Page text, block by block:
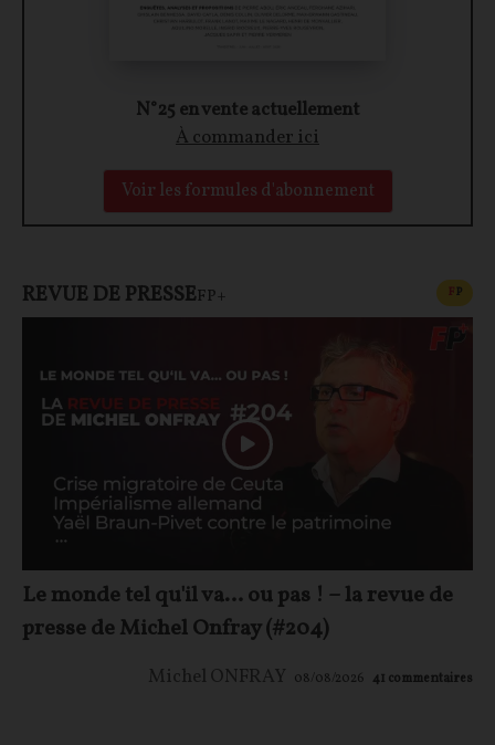
N°25 en vente actuellement
À commander ici
Voir les formules d'abonnement
REVUE DE PRESSEFP+ FP
Le monde tel qu'il va… ou pas ! – la revue de
presse de Michel Onfray (#204)
Michel ONFRAY 08/08/2026 41 commentaires